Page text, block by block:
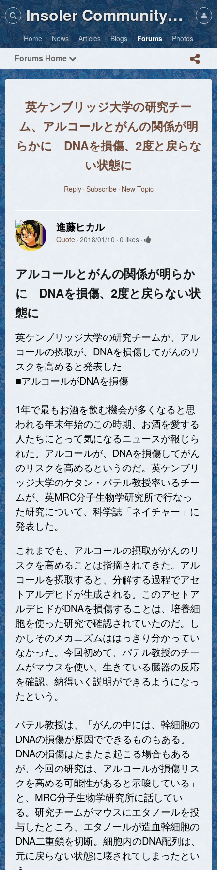
Insoler Community・Photos
Home News Articles Blogs Forums Photos
Forums Home
英ケンブリッジ大学の研究チー
ム、アルコールとがんの関係が明
らかに DNAを損傷、2度と戻らな
い状態に
Reply Subscribe New Topic
進藤ヒカル
Quote 2018/01/10 0 likes
アルコールとがんの関係が明らか
に DNAを損傷、2度と戻らない状
態に
英ケンブリッジ大学の研究チームが、アル
コールの摂取が、DNAを損傷してがんのリ
スクを高めると発表した
■アルコールがDNAを損傷
1年で最もお酒を飲む機会が多くなると思
われる年末年始のこの時期、お酒を愛する
人たちにとって気になるニュースが報じら
れた。アルコールが、DNAを損傷してがん
のリスクを高めるというのだ。英ケンブリ
ッジ大学のケタン・パテル教授率いるチー
ムが、英MRC分子生物学研究所で行なっ
た研究について、科学誌「ネイチャー」に
発表した。
これまでも、アルコールの摂取ががんのリ
スクを高めることは指摘されてきた。アル
コールを摂取すると、分解する過程でアセ
トアルデヒドが生成される。このアセトア
ルデヒドがDNAを損傷することは、培養細
胞を使った研究で確認されていたのだ。し
かしそのメカニズムははっきり分かってい
なかった。今回初めて、パテル教授のチー
ムがマウスを使い、生きている臓器の反応
を確認。納得いく説明ができるようになっ
たという。
パテル教授は、「がんの中には、幹細胞の
DNAの損傷が原因でできるものもある。
DNAの損傷はたまたま起こる場合もある
が、今回の研究は、アルコールが損傷リス
クを高める可能性があると示唆している」
と、MRC分子生物学研究所に話してい
る。研究チームがマウスにエタノールを投
与したところ、エタノールが造血幹細胞の
DNA二重鎖を切断。細胞内のDNA配列は、
元に戻らない状態に壊されてしまったとい